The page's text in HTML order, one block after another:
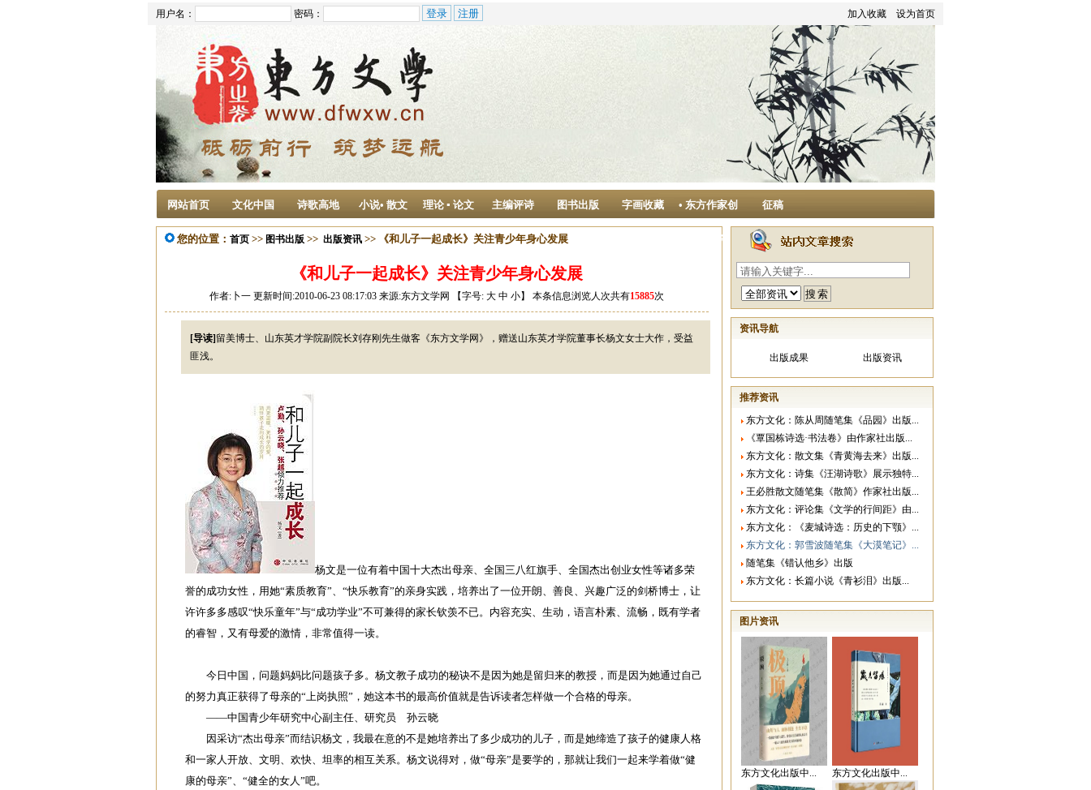
加入收藏 设为首页
用户名： 密码：
网站首页 文化中国 诗歌高地 小说• 散文 理论 ▪ 论文 主编评诗 图书出版 字画收藏 • 东方作家创
作中心
征稿
您的位置： 首页 >> 图书出版 >> 出版资讯 >> 《和儿子一起成长》关注青少年身心发展
《和儿子一起成长》关注青少年身心发展
作者:卜一 更新时间:2010-06-23 08:17:03 来源:东方文学网 【字号: 大 中 小】 本条信息浏览人次共有15885次
[导读] 留美博士、山东英才学院副院长刘存刚先生做客《东方文学网》，赠送山东英才学院董事长杨文女士大作，受益
匪浅。
杨文是一位有着中国十大杰出母亲、全国三八红旗手、全国杰出创业女性等诸多荣
誉的成功女性，用她“素质教育”、“快乐教育”的亲身实践，培养出了一位开朗、善良、兴趣广泛的剑桥博士，让
许许多多感叹“快乐童年”与“成功学业”不可兼得的家长钦羡不已。内容充实、生动，语言朴素、流畅，既有学者
的睿智，又有母爱的激情，非常值得一读。
今日中国，问题妈妈比问题孩子多。杨文教子成功的秘诀不是因为她是留归来的教授，而是因为她通过自己
的努力真正获得了母亲的“上岗执照”，她这本书的最高价值就是告诉读者怎样做一个合格的母亲。
——中国青少年研究中心副主任、研究员 孙云晓
因采访“杰出母亲”而结识杨文，我最在意的不是她培养出了多少成功的儿子，而是她缔造了孩子的健康人格
和一家人开放、文明、欢快、坦率的相互关系。杨文说得对，做“母亲”是要学的，那就让我们一起来学着做“健
康的母亲”、“健全的女人”吧。
资讯导航
出版成果 出版资讯
推荐资讯
东方文化：陈从周随笔集《品园》出版...
《覃国栋诗选·书法卷》由作家社出版...
东方文化：散文集《青黄海去来》出版...
东方文化：诗集《汪湖诗歌》展示独特...
王必胜散文随笔集《散简》作家社出版...
东方文化：评论集《文学的行间距》由...
东方文化：《麦城诗选：历史的下颚》...
东方文化：郭雪波随笔集《大漠笔记》...
随笔集《错认他乡》出版
东方文化：长篇小说《青衫泪》出版...
图片资讯
东方文化出版中... 东方文化出版中...